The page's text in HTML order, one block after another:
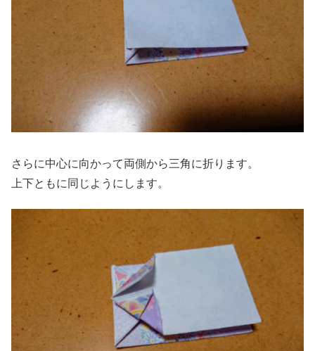
さらに中心に向かって両側から三角に折ります。
上下ともに同じようにします。